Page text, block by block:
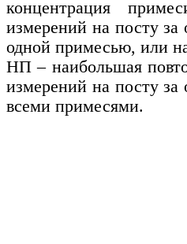
концентрация
измерений на посту
одной примесью, или
НП–наибольшая
измерений на посту
всеми примесями.